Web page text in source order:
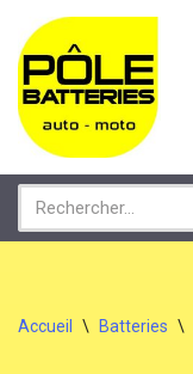
Aller
au
contenu
Accueil \ Batteries \